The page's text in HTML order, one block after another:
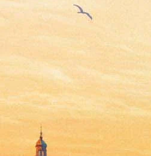
лекции
книги